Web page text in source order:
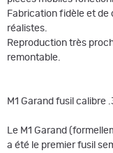
Fabrication fidèle et de
réalistes.
Reproduction très
remontable.
M1 Garand fusil calibre
Le M1 Garand
a été le premier fusil